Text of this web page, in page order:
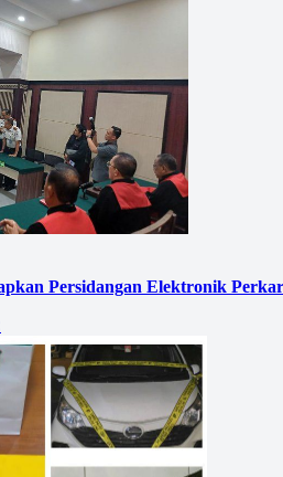
Persidangan Elektronik